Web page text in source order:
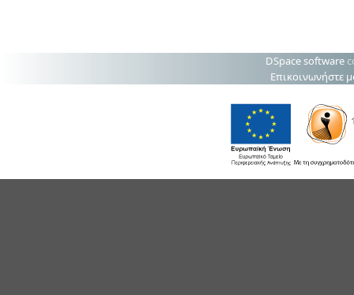
DSpace software
Επικοινωνήστε